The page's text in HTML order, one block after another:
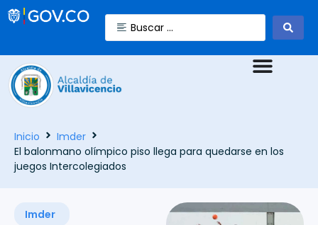
Inicio
Imder
El balonmano olímpico piso llega para quedarse en los
juegos Intercolegiados
Imder